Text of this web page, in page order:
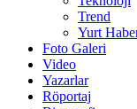
Trend
Yurt
Foto Galeri
Video
Yazarlar
Röportaj